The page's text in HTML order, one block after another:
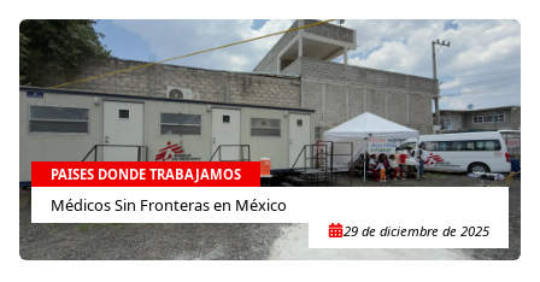
PAISES DONDE TRABAJAMOS
Médicos Sin Fronteras en México
29 de diciembre de 2025